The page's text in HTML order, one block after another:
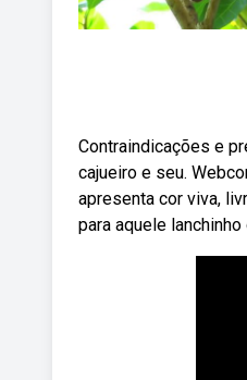
Contraindicações e
cajueiro e seu.
apresenta cor viva,
para aquele